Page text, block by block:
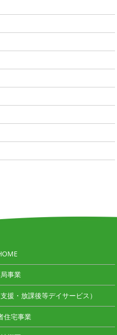
事業
援・放課後等デイサービス）
住宅事業